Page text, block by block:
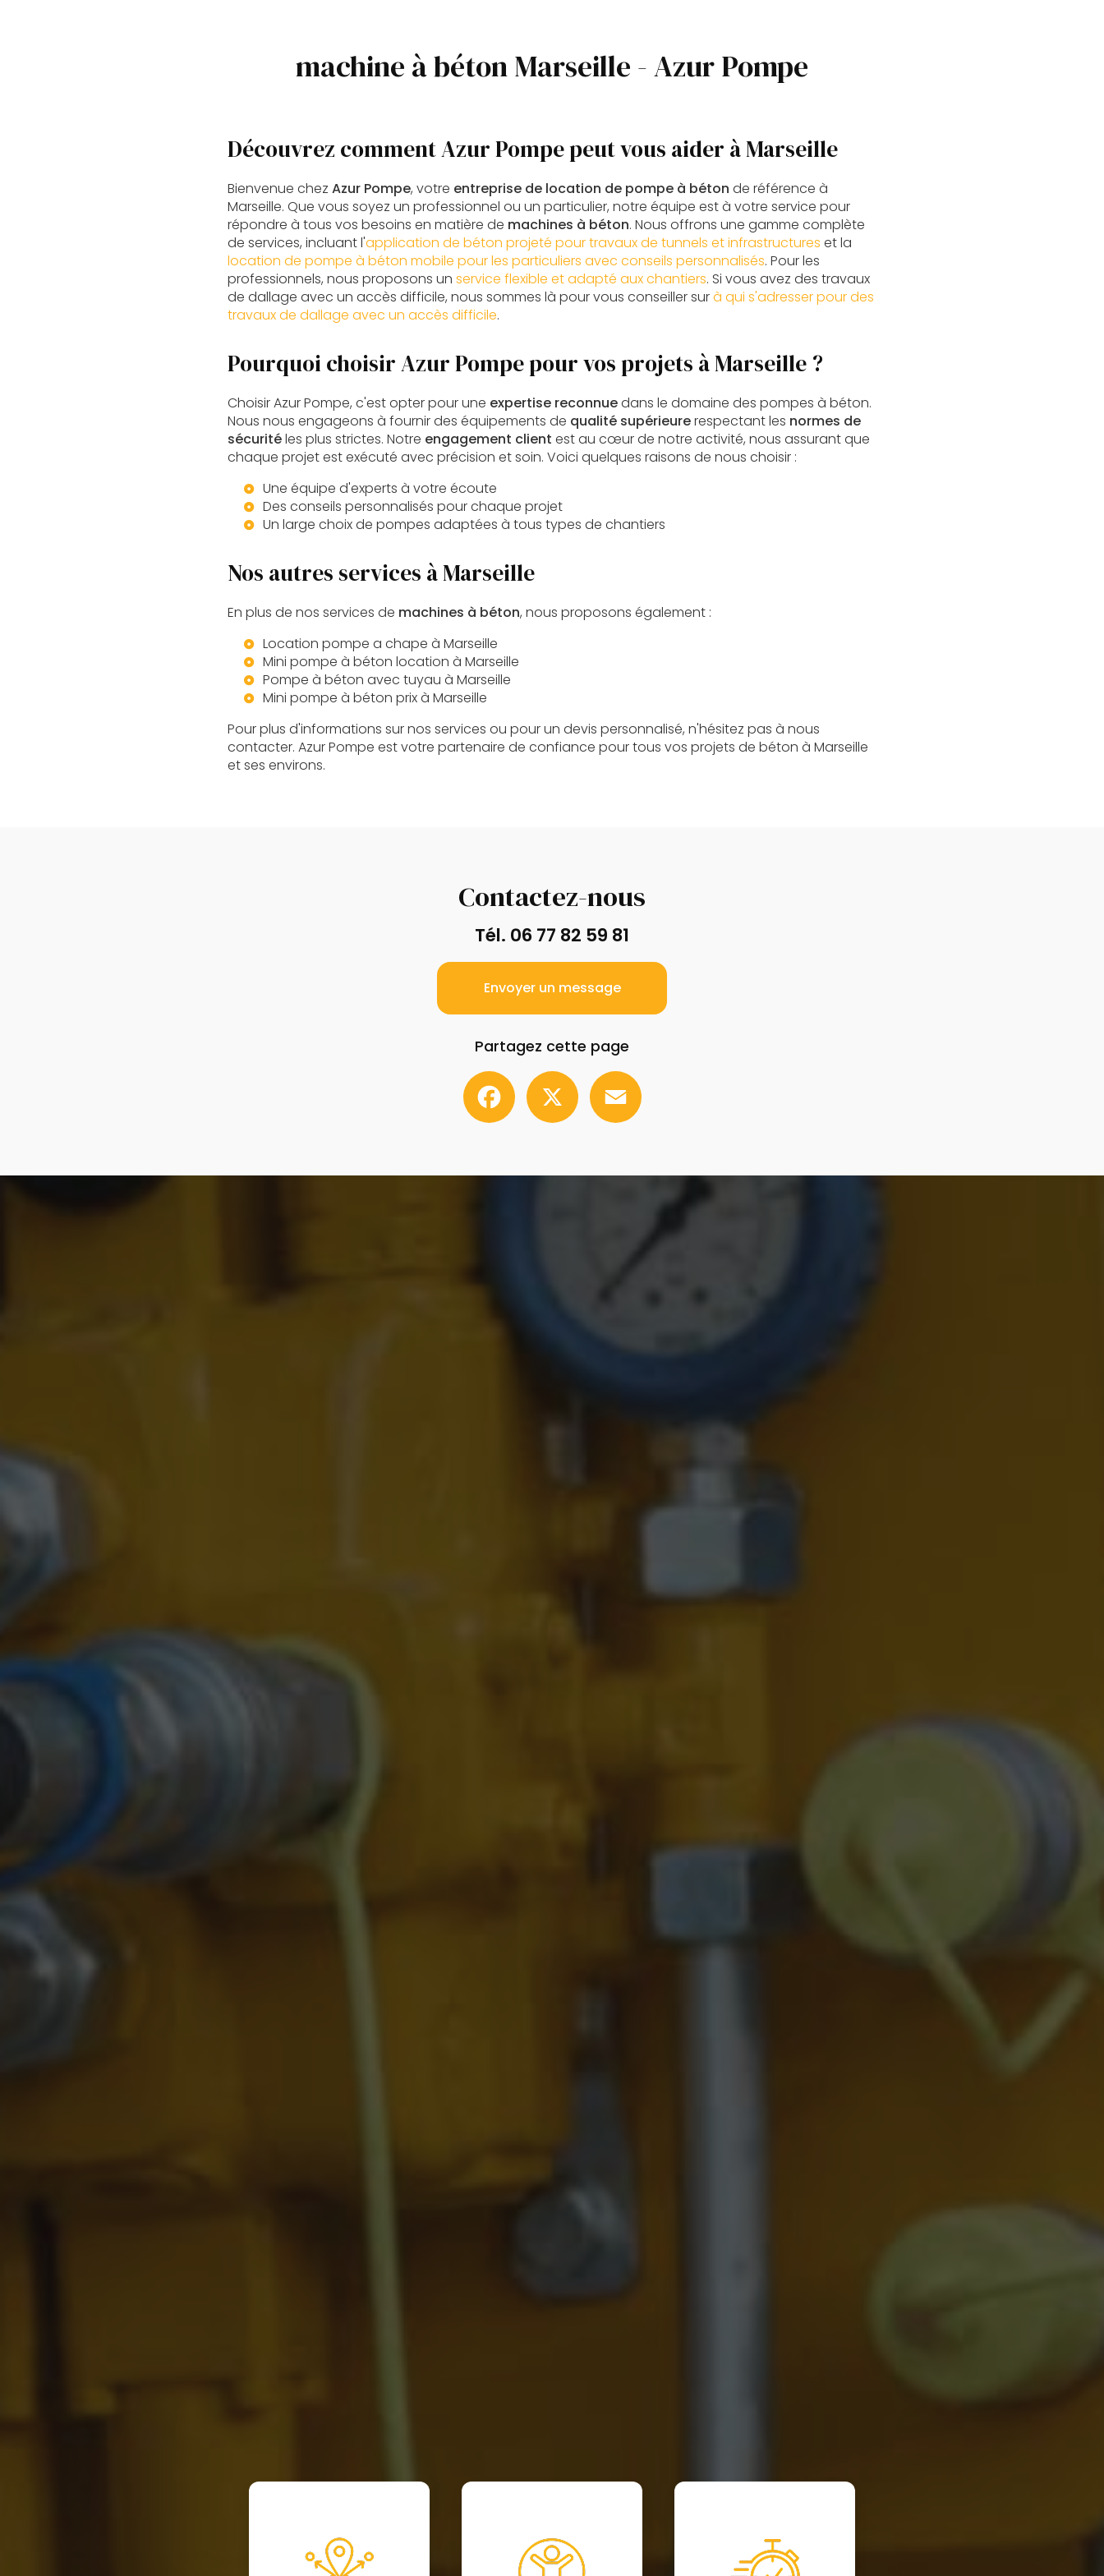
machine à béton Marseille - Azur Pompe
Découvrez comment Azur Pompe peut vous aider à Marseille
Bienvenue chez Azur Pompe, votre entreprise de location de pompe à béton de référence à
Marseille. Que vous soyez un professionnel ou un particulier, notre équipe est à votre service pour
répondre à tous vos besoins en matière de machines à béton. Nous offrons une gamme complète
de services, incluant l'application de béton projeté pour travaux de tunnels et infrastructures et la
location de pompe à béton mobile pour les particuliers avec conseils personnalisés. Pour les
professionnels, nous proposons un service flexible et adapté aux chantiers. Si vous avez des travaux
de dallage avec un accès difficile, nous sommes là pour vous conseiller surà qui s'adresser pour des
travaux de dallage avec un accès difficile.
Pourquoi choisir Azur Pompe pour vos projets à Marseille ?
Choisir Azur Pompe, c'est opter pour une expertise reconnuedans le domaine des pompes à béton.
Nous nous engageons à fournir des équipements de qualité supérieurerespectant les normes de
sécuritéles plus strictes. Notre engagement client est au cœur de notre activité, nous assurant que
chaque projet est exécuté avec précision et soin. Voici quelques raisons de nous choisir :
Une équipe d'experts à votre écoute
Des conseils personnalisés pour chaque projet
Un large choix de pompes adaptées à tous types de chantiers
Nos autres services à Marseille
En plus de nos services de machines à béton, nous proposons également :
Location pompe a chape à Marseille
Mini pompe à béton location à Marseille
Pompe à béton avec tuyau à Marseille
Mini pompe à béton prix à Marseille
Pour plus d'informations sur nos services ou pour un devis personnalisé, n'hésitez pas à nous
contacter. Azur Pompe est votre partenaire de confiance pour tous vos projets de béton à Marseille
et ses environs.
Contactez-nous
Tél. 06 77 82 59 81
Envoyer un message
Partagez cette page
Facebook